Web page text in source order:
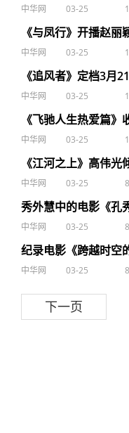
中华网 03-25
《与凤行》开播赵
中华网 03-25
《追风者》定档3月
中华网 03-25
《飞驰人生热爱篇
中华网 03-25
《江河之上》高伟
中华网 03-25
秀外慧中的电影《孔
中华网 03-25
纪录电影《跨越时空
中华网 03-25
下一页